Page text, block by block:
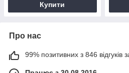
Купити
Про нас
99% позитивних з 846 відгуків